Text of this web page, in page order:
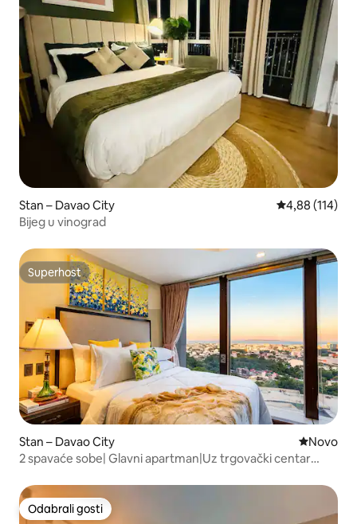
Stan – Davao City Prosječna
4,88 (114)
Bijeg u vinograd
Superhost
Superhost
Stan – Davao City Novi
Novo
2 spavaće sobe| Glavni apartman|Uz trgovački centar
Odabrali gosti
Odabrali gosti